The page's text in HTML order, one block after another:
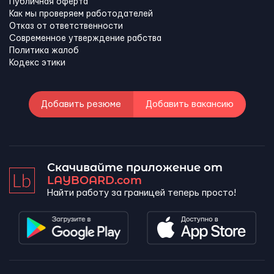
Как мы проверяем работодателей
Отказ от ответственности
Современное утверждение рабства
Политика жалоб
Кодекс этики
Добавить резюме Добавить вакансию
Скачивайте приложение от
LAYBOARD.com
Найти работу за границей теперь просто!